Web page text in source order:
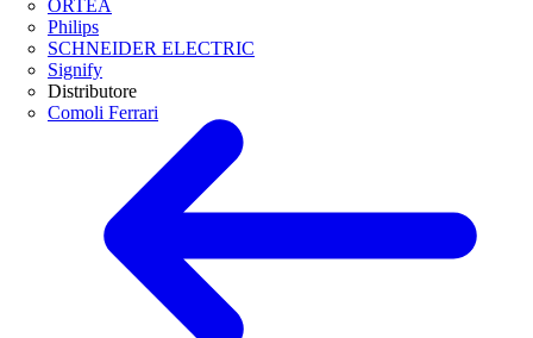
ORTEA
Philips
SCHNEIDER ELECTRIC
Signify
Distributore
Comoli Ferrari